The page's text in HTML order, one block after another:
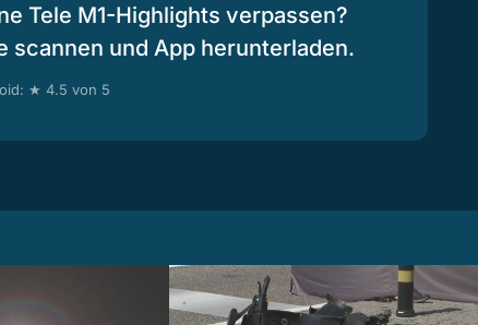
Tele M1-Highlights verpassen?
scannen und App herunterladen.
★ 4.5 von 5